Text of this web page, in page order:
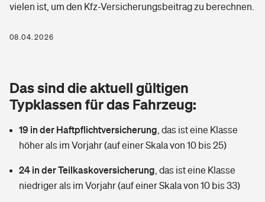
Rentenrechner: Wie viel Geld bekomme ich im Alter?
Wer versichert was: Jetzt Versicherer finden
Photovoltaik
Wärmepumpen versichern
Vermieterrrechtsschutz
Mietkautionsversicherung
Zur Übersicht
Kinderunfall­ver­si­che­rung
Reiseversicherung
Private Krankenversicherung
Tierkrankenversicherung
Zur Übersicht
Tools
vielen ist, um den Kfz-Versicherungsbeitrag zu berechnen.
08.04.2026
Das sind die aktuell gültigen
Typklassen für das Fahrzeug:
19 in der Haftpflichtversicherung das ist eine Klasse
höher als im Vorjahr (auf einer Skala von 10 bis 25)
24 in der Teilkaskoversicherung das ist eine Klasse
niedriger als im Vorjahr (auf einer Skala von 10 bis 33)